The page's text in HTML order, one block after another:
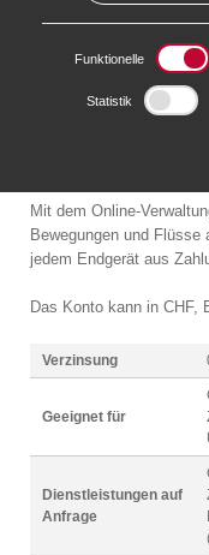
Ein praktisches und
Bankgeschäften ohne
unkompliziert alle
Mit dem Online-
Bewegungen und
jedem Endgerät aus
Das Konto kann in CHF,
Verzinsung
Geeignet für
Dienstleistungen auf
Anfrage
Funktionelle
Statistik